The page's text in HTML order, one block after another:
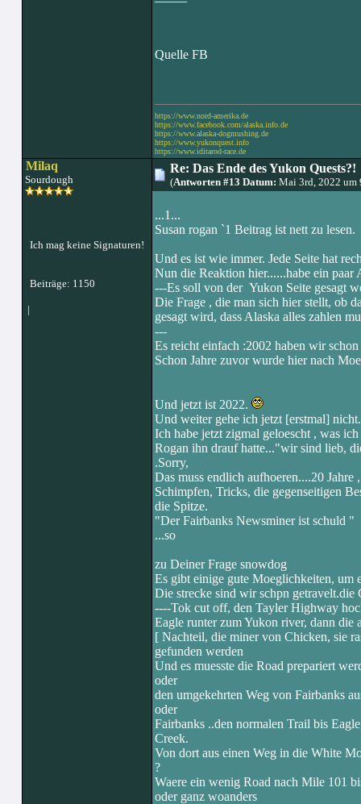
Quelle FB
https://www.nord-amerika.de
https://www.facebook.com/alaska.info.de
https://www.alaska-dogmushing.de
https://www.yukonquest.info
https://www.iditarod-race.de
Milaq
Sourdough
Ich mag keine Signaturen!
Beiträge: 1150
|
Re: Das Ende des Yukon Quests?!
(Antworten #13 Datum: Mai 3rd, 2022 um
...1...
Susan rogan `1 Beitrag ist nett zu lesen.
Und es ist wie immer. Jede Seite hat
Nun die Reaktion hier......habe ein
---Es soll von der Yukon Seite gesagt
Die Frage , die man sich hier stellt, ob
gesagt wird, dass Alaska alles zahlen
---
Es reicht einfach :2002 haben wir
Schon Jahre zuvor wurde hier nach
Und jetzt ist 2022.
Und weiter gehe ich jetzt [erstmal] nicht.
Ich habe jetzt zigmal geloescht , was
Rogan ihn drauf hatte..."wir sind lieb,
.Sorry,
Das muss endlich aufhoeren....20 Jahre ,
Schimpfen, Tricks, die gegenseitigen
die Spitze.
"Der Fairbanks Newsminer ist schuld "
...so
zu Deiner Frage snowdog
Es gibt einige gute Moeglichkeiten, um
Die strecke sind wir schpn getravelt.die
----Tok cut off, den Tayler Highway
Eagle runter zum Yukon river, dann die
[ Nachteil, die miner von Chicken, sie
gefunden werden
Und es muesste die Road prepariert
oder
den umgekehrten Weg von Fairbanks
oder
Fairbanks ..den normalen Trail bis
Creek.
Von dort aus einen Weg in die White
?
Waere ein wenig Road nach Mile 101
oder ganz woanders